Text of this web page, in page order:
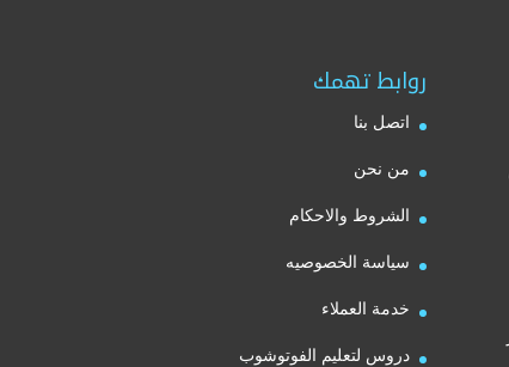
روابط تهمك
اتصل بنا
من نحن
الشروط والاحكام
سياسة الخصوصيه
خدمة العملاء
دروس لتعليم الفوتوشوب